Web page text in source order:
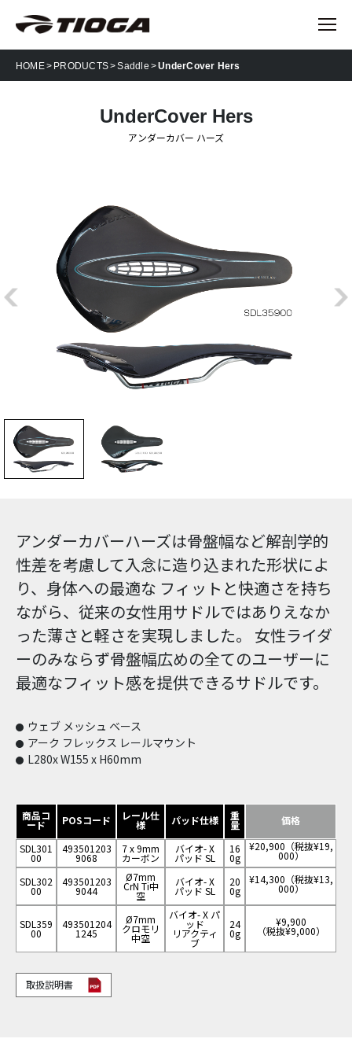
HOME PRODUCTS Saddle UnderCover Hers
UnderCover Hers
アンダーカバー ハーズ
アンダーカバーハーズは骨盤幅など解剖学的
性差を考慮して入念に造り込まれた形状によ
り、身体への最適な フィットと快適さを持ち
ながら、従来の女性用サドルではありえなか
った薄さと軽さを実現しました。 女性ライダ
ーのみならず骨盤幅広めの全てのユーザーに
最適なフィット感を提供できるサドルです。
ウェブ メッシュ ベース
アーク フレックス レールマウント
L280x W155 x H60mm
商品コ
ード POSコード レール仕
様 パッド仕様 重
量 価格
SDL301
00
493501203
9068
7 x 9mm
カーボン
バイオ- X
パッド SL
16
0g
¥20,900（税抜¥19,
000）
SDL302
00
493501203
9044
Ø7mm
CrN Ti中
空
バイオ- X
パッド SL
20
0g
¥14,300（税抜¥13,
000）
SDL359
00
493501204
1245
Ø7mm
クロモリ
中空
バイオ- X パ
ッド
リアクティ
ブ
24
0g
¥9,900
（税抜¥9,000）
取扱説明書